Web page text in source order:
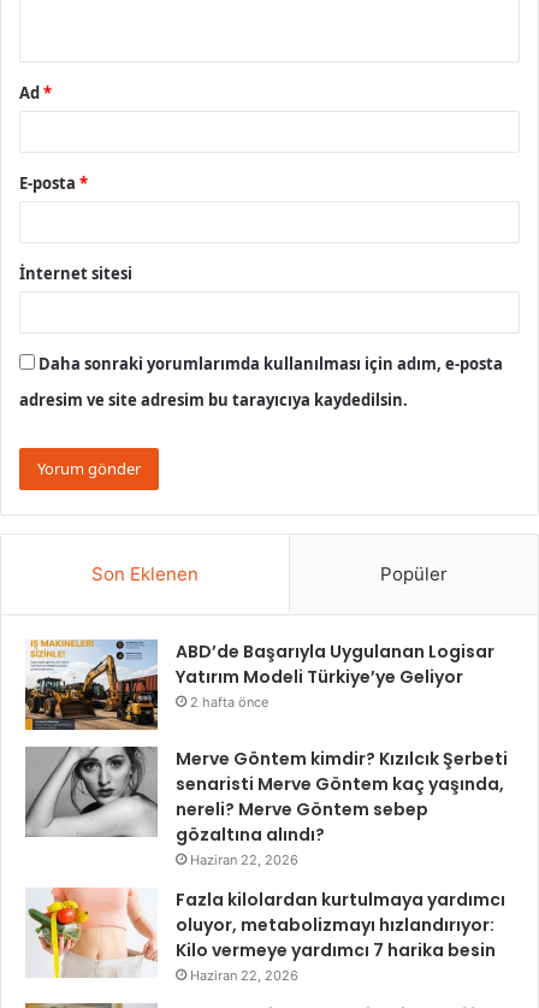
Ad*
E-posta *
İnternet sitesi
Daha sonraki yorumlarımda kullanılması için adım, e-posta
adresim ve site adresim bu tarayıcıya kaydedilsin.
Son Eklenen Popüler
ABD’de Başarıyla Uygulanan Logisar
Yatırım Modeli Türkiye’ye Geliyor
2 hafta önce
Merve Göntem kimdir? Kızılcık Şerbeti
senaristi Merve Göntem kaç yaşında,
nereli? Merve Göntem sebep
gözaltına alındı?
Haziran 22, 2026
Fazla kilolardan kurtulmaya yardımcı
oluyor, metabolizmayı hızlandırıyor:
Kilo vermeye yardımcı 7 harika besin
Haziran 22, 2026